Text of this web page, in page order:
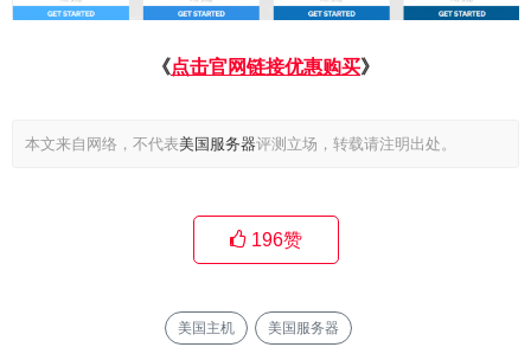
《点击官网链接优惠购买》
本文来自网络，不代表美国服务器评测立场，转载请注明出处。
196赞
美国主机 美国服务器